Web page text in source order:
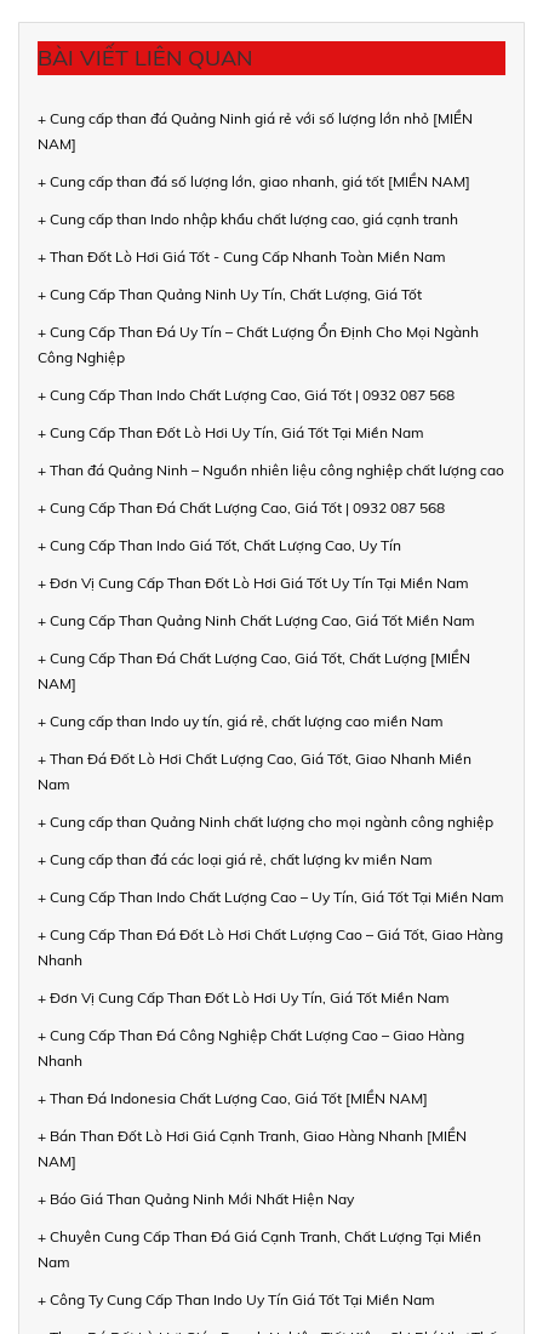
BÀI VIẾT LIÊN QUAN
+ Cung cấp than đá Quảng Ninh giá rẻ với số lượng lớn nhỏ [MIỀN
NAM]
+ Cung cấp than đá số lượng lớn, giao nhanh, giá tốt [MIỀN NAM]
+ Cung cấp than Indo nhập khẩu chất lượng cao, giá cạnh tranh
+ Than Đốt Lò Hơi Giá Tốt - Cung Cấp Nhanh Toàn Miền Nam
+ Cung Cấp Than Quảng Ninh Uy Tín, Chất Lượng, Giá Tốt
+ Cung Cấp Than Đá Uy Tín – Chất Lượng Ổn Định Cho Mọi Ngành
Công Nghiệp
+ Cung Cấp Than Indo Chất Lượng Cao, Giá Tốt | 0932 087 568
+ Cung Cấp Than Đốt Lò Hơi Uy Tín, Giá Tốt Tại Miền Nam
+ Than đá Quảng Ninh – Nguồn nhiên liệu công nghiệp chất lượng cao
+ Cung Cấp Than Đá Chất Lượng Cao, Giá Tốt | 0932 087 568
+ Cung Cấp Than Indo Giá Tốt, Chất Lượng Cao, Uy Tín
+ Đơn Vị Cung Cấp Than Đốt Lò Hơi Giá Tốt Uy Tín Tại Miền Nam
+ Cung Cấp Than Quảng Ninh Chất Lượng Cao, Giá Tốt Miền Nam
+ Cung Cấp Than Đá Chất Lượng Cao, Giá Tốt, Chất Lượng [MIỀN
NAM]
+ Cung cấp than Indo uy tín, giá rẻ, chất lượng cao miền Nam
+ Than Đá Đốt Lò Hơi Chất Lượng Cao, Giá Tốt, Giao Nhanh Miền
Nam
+ Cung cấp than Quảng Ninh chất lượng cho mọi ngành công nghiệp
+ Cung cấp than đá các loại giá rẻ, chất lượng kv miền Nam
+ Cung Cấp Than Indo Chất Lượng Cao – Uy Tín, Giá Tốt Tại Miền Nam
+ Cung Cấp Than Đá Đốt Lò Hơi Chất Lượng Cao – Giá Tốt, Giao Hàng
Nhanh
+ Đơn Vị Cung Cấp Than Đốt Lò Hơi Uy Tín, Giá Tốt Miền Nam
+ Cung Cấp Than Đá Công Nghiệp Chất Lượng Cao – Giao Hàng
Nhanh
+ Than Đá Indonesia Chất Lượng Cao, Giá Tốt [MIỀN NAM]
+ Bán Than Đốt Lò Hơi Giá Cạnh Tranh, Giao Hàng Nhanh [MIỀN
NAM]
+ Báo Giá Than Quảng Ninh Mới Nhất Hiện Nay
+ Chuyên Cung Cấp Than Đá Giá Cạnh Tranh, Chất Lượng Tại Miền
Nam
+ Công Ty Cung Cấp Than Indo Uy Tín Giá Tốt Tại Miền Nam